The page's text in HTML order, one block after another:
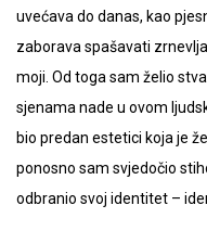
uvećava do danas, kao
zaborava spašavati
moji. Od toga sam želio
sjenama nade u ovom
bio predan estetici koja je
ponosno sam svjedočio
odbranio svoj identitet –